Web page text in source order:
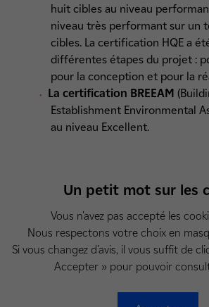
huit cibles au niveau
niveau très performant sur un
cibles. La certification HQE a
différentes étapes du projet :
pour la conception et pour la
La certification BREEAM
Establishment Environmental
au niveau Excellent.
Un petit mot sur les
Vous n'avez pas accepté les
Nous respectons votre choix en
Si vous changez d'avis, il vous suffit de
Accepter » pour pouvoir